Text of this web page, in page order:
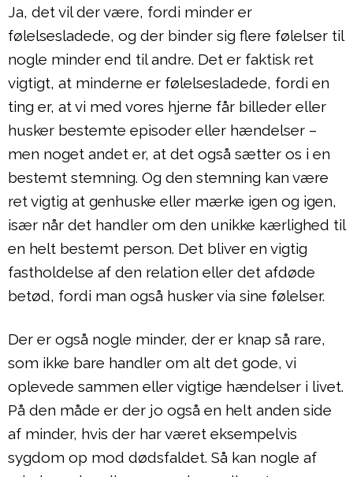
Ja, det vil der være, fordi minder er
følelsesladede, og der binder sig flere følelser til
nogle minder end til andre. Det er faktisk ret
vigtigt, at minderne er følelsesladede, fordi en
ting er, at vi med vores hjerne får billeder eller
husker bestemte episoder eller hændelser –
men noget andet er, at det også sætter os i en
bestemt stemning. Og den stemning kan være
ret vigtig at genhuske eller mærke igen og igen,
især når det handler om den unikke kærlighed til
en helt bestemt person. Det bliver en vigtig
fastholdelse af den relation eller det afdøde
betød, fordi man også husker via sine følelser.
Der er også nogle minder, der er knap så rare,
som ikke bare handler om alt det gode, vi
oplevede sammen eller vigtige hændelser i livet.
På den måde er der jo også en helt anden side
af minder, hvis der har været eksempelvis
sygdom op mod dødsfaldet. Så kan nogle af